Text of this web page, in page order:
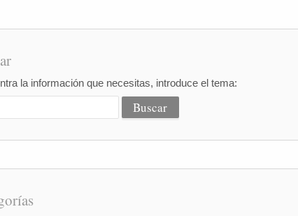
la información que necesitas, introduce el tema: